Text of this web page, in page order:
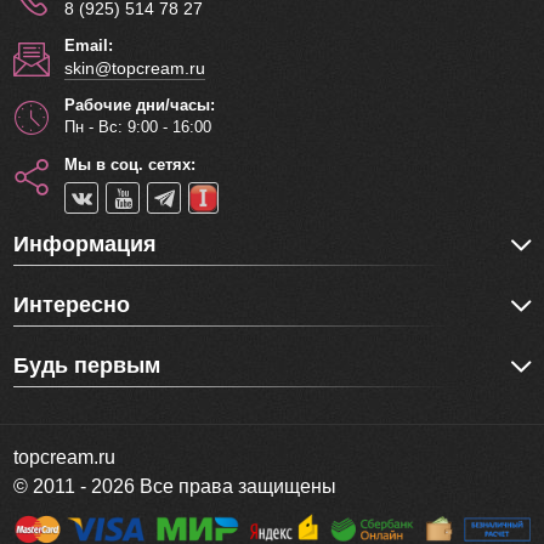
8 (925) 514 78 27
Email:
skin@topcream.ru
Рабочие дни/часы:
Пн - Вс: 9:00 - 16:00
Мы в соц. сетях:
Информация
Интересно
Будь первым
topcream.ru
© 2011 - 2026 Все права защищены